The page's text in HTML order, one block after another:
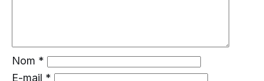
Nom *
E-mail *